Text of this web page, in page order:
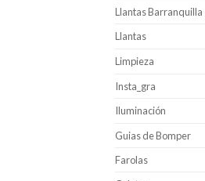
Llantas Barranquilla
Llantas
Limpieza
Insta_gra
Iluminación
Guias de Bomper
Farolas